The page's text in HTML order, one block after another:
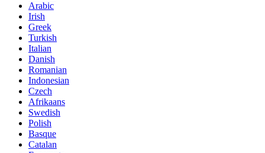
Arabic
Irish
Greek
Turkish
Italian
Danish
Romanian
Indonesian
Czech
Afrikaans
Swedish
Polish
Basque
Catalan